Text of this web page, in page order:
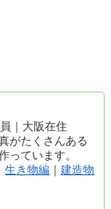
｜大阪在住
がたくさんある
っています。
生き物編 ｜建造物